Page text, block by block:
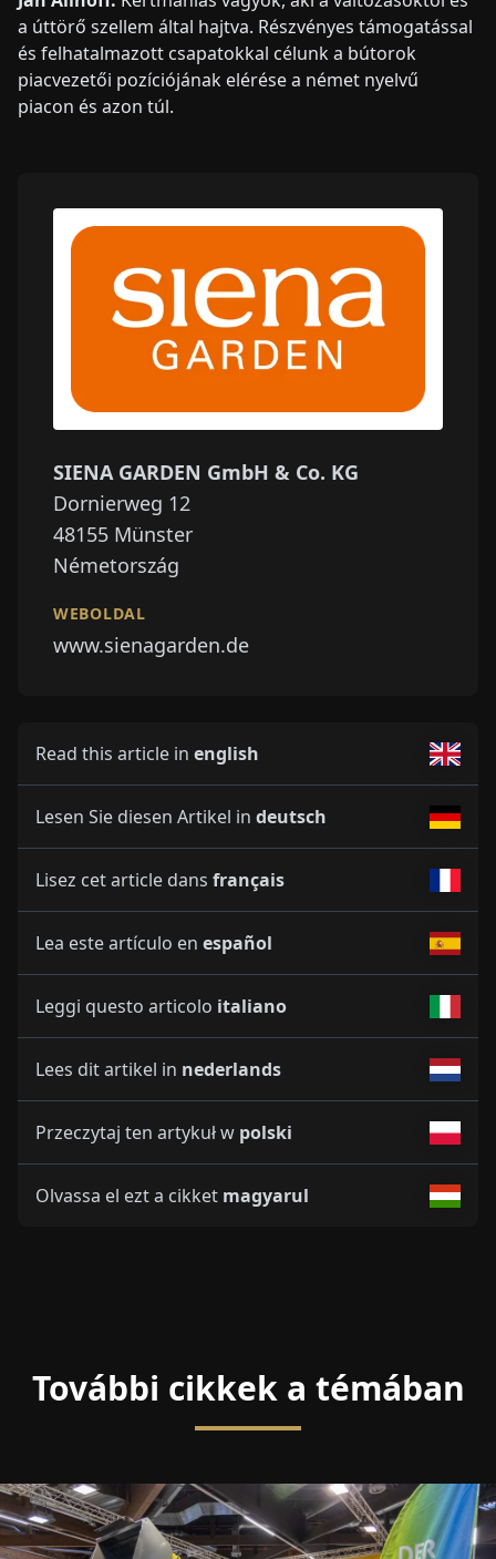
a úttörő szellem által hajtva. Részvényes támogatással
és felhatalmazott csapatokkal célunk a bútorok
piacvezetői pozíciójának elérése a német nyelvű
piacon és azon túl.
SIENA GARDEN GmbH & Co. KG
Dornierweg 12
48155 Münster
Németország
WEBOLDAL
www.sienagarden.de
Read this article in english
Lesen Sie diesen Artikel in deutsch
Lisez cet article dans français
Lea este artículo en español
Leggi questo articolo italiano
Lees dit artikel in nederlands
Przeczytaj ten artykuł w polski
Olvassa el ezt a cikket magyarul
További cikkek a témában